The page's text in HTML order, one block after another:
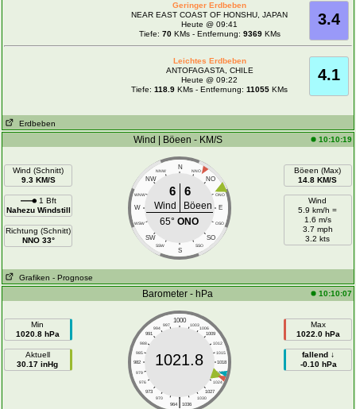
3.4
Geringer Erdbeben
NEAR EAST COAST OF HONSHU, JAPAN
Heute @ 09:41
Tiefe: 70KMs - Entfernung: 9369KMs
4.1
Leichtes Erdbeben
ANTOFAGASTA, CHILE
Heute @ 09:22
Tiefe:118.9 KMs - Entfernung:11055 KMs
Erdbeben
Wind | Böeen - KM/S 10:10:19
Wind (Schnitt)
9.3 KM/S
1 Bft
Nahezu Windstill
Richtung (Schnitt)
NNO 33°
N
NNW NNO
NW NO
WNW ONO
W E
WSW OSO
SW SO
SSW SSO
S
6 6
Wind
Böeen
65°ONO
Böeen (Max)
14.8 KM/S
Wind
5.9 km/h =
1.6 m/s
3.7 mph
3.2 kts
Grafiken - Prognose
Barometer - hPa 10:10:07
Min
1020.8 hPa
Aktuell
30.17 inHg
1000
997 1003
994
1006
991
1009
988
1012
985
1015
982
1018
979
1021
976
1024
973
1027
970
1030
|
964 1036
1021.8
Max
1022.0 hPa
fallend ↓
-0.10 hPa